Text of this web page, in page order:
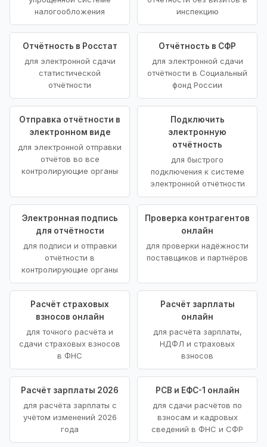
налогообложения
инспекцию
Отчётность в Росстат
для электронной сдачи
статистической
отчётности
Отчётность в СФР
для электронной сдачи
отчётности в Социальный
фонд России
Отправка отчётности в
электронном виде
для электронной отправки
отчётов во все
контролирующие органы
Подключить
электронную
отчётность
для быстрого
подключения к системе
электронной отчётности
Электронная подпись
для отчётности
для подписи и отправки
отчётности в
контролирующие органы
Проверка контрагентов
онлайн
для проверки надёжности
поставщиков и партнёров
Расчёт страховых
взносов онлайн
для точного расчёта и
сдачи страховых взносов
в ФНС
Расчёт зарплаты
онлайн
для расчёта зарплаты,
НДФЛ и страховых
взносов
Расчёт зарплаты 2026
для расчёта зарплаты с
учётом изменений 2026
года
РСВ и ЕФС-1 онлайн
для сдачи расчётов по
взносам и кадровых
сведений в ФНС и СФР